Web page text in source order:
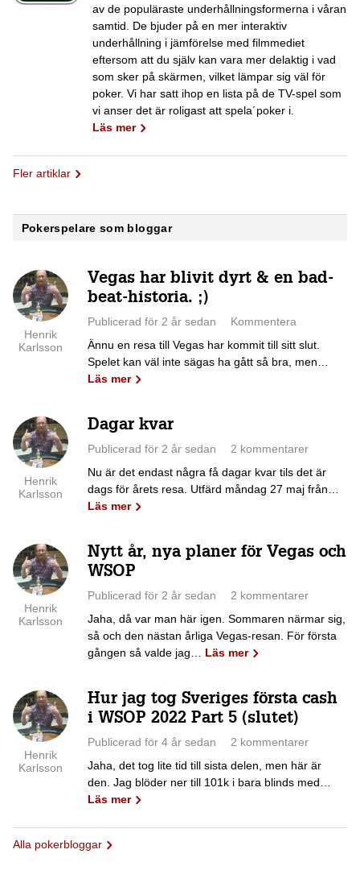
av de populäraste underhållningsformerna i våran
samtid. De bjuder på en mer interaktiv
underhållning i jämförelse med filmmediet
eftersom att du själv kan vara mer delaktig i vad
som sker på skärmen, vilket lämpar sig väl för
poker. Vi har satt ihop en lista på de TV-spel som
vi anser det är roligast att spela´poker i.
Läs mer
Fler artiklar
Pokerspelare som bloggar
Henrik
Karlsson
Vegas har blivit dyrt & en bad-
beat-historia. ;)
Publicerad för 2 år sedan
Kommentera
Ännu en resa till Vegas har kommit till sitt slut.
Spelet kan väl inte sägas ha gått så bra, men…
Läs mer
Henrik
Karlsson
Dagar kvar
Publicerad för 2 år sedan
2 kommentarer
Nu är det endast några få dagar kvar tils det är
dags för årets resa. Utfärd måndag 27 maj från…
Läs mer
Henrik
Karlsson
Nytt år, nya planer för Vegas och
WSOP
Publicerad för 2 år sedan
2 kommentarer
Jaha, då var man här igen. Sommaren närmar sig,
så och den nästan årliga Vegas-resan. För första
gången så valde jag… Läs mer
Henrik
Karlsson
Hur jag tog Sveriges första cash
i WSOP 2022 Part 5 (slutet)
Publicerad för 4 år sedan
2 kommentarer
Jaha, det tog lite tid till sista delen, men här är
den. Jag blöder ner till 101k i bara blinds med…
Läs mer
Alla pokerbloggar